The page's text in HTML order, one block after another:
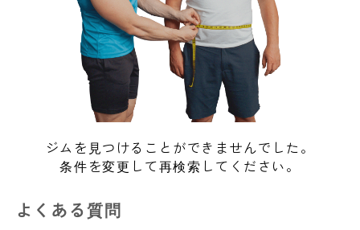
ジムを見つけることができませんでした。
条件を変更して再検索してください。
よくある質問